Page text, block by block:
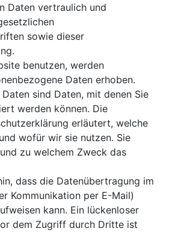
Daten vertraulich und
sowie dieser
benutzen, werden
Daten erhoben.
sind Daten, mit denen Sie
werden können. Die
erläutert, welche
wofür wir sie nutzen. Sie
zu welchem Zweck das
dass die Datenübertragung im
Kommunikation per E-Mail)
kann. Ein lückenloser
dem Zugriff durch Dritte ist